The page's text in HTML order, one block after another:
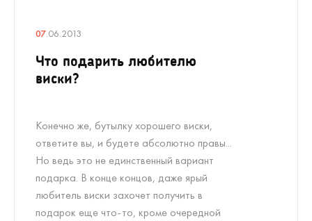
07.06.2013
Что подарить любителю
виски?
Конечно же, бутылку хорошего виски,
ответите вы, и будете абсолютно правы...
Но ведь это не единственный вариант
подарка. В конце концов, даже ярый
любитель виски захочет получить в
подарок еще что-то, кроме очередной